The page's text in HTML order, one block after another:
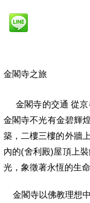
金閣寺之旅
金閣寺的交通 從京
金閣寺不光有金碧輝
築，二樓三樓的外牆
內的(舍利殿)屋頂上
光，象徵著永恆的生
金閣寺以佛教理想